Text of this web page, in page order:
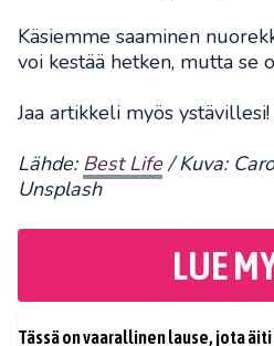
Käsiemme saaminen
voi kestää hetken, mutta se
Jaa artikkeli myös ystävillesi!
Lähde: Best Life/ Kuva:
Unsplash
LUE
Tässä on vaarallinen lause, jota